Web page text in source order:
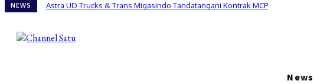
NEWS Astra UD Trucks & Trans Migasindo Tandatangani Kontrak MCP
News